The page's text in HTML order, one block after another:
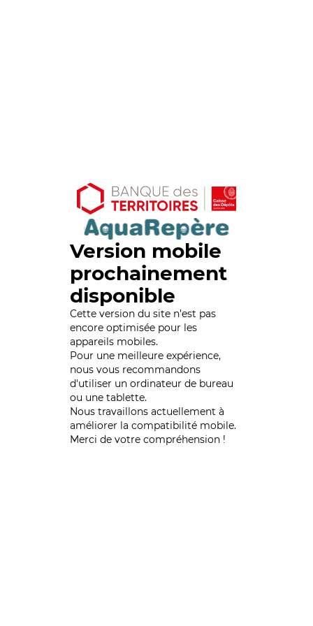
Version mobile
prochainement
disponible
Cette version du site n’est pas
encore optimisée pour les
appareils mobiles.
Pour une meilleure expérience,
nous vous recommandons
d'utiliser un ordinateur de bureau
ou une tablette.
Nous travaillons actuellement à
améliorer la compatibilité mobile.
Merci de votre compréhension !